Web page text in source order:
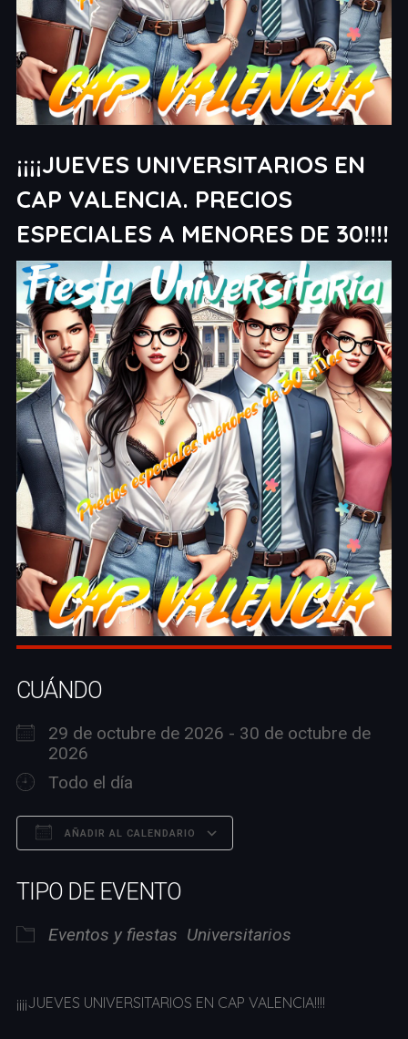
¡¡¡¡JUEVES UNIVERSITARIOS EN
CAP VALENCIA. PRECIOS
ESPECIALES A MENORES DE 30!!!!
CUÁNDO
29 de octubre de 2026 - 30 de octubre de
2026
Todo el día
AÑADIR AL CALENDARIO
TIPO DE EVENTO
Eventos y fiestas Universitarios
¡¡¡¡JUEVES UNIVERSITARIOS EN CAP VALENCIA!!!!